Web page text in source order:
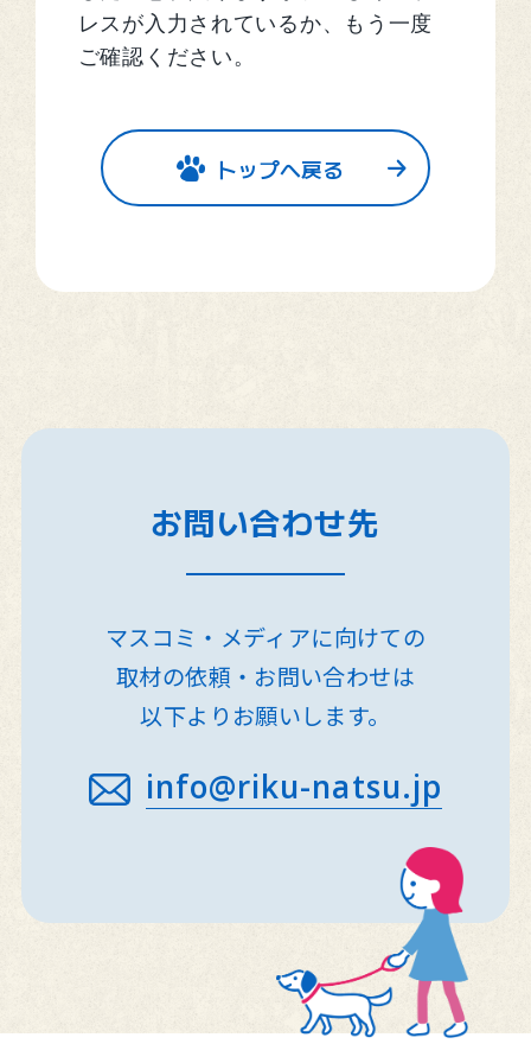
レスが入力されているか、もう一度
ご確認ください。
トップへ戻る
お問い合わせ先
マスコミ・メディアに向けての
取材の依頼・お問い合わせは
以下よりお願いします。
info@riku-natsu.jp